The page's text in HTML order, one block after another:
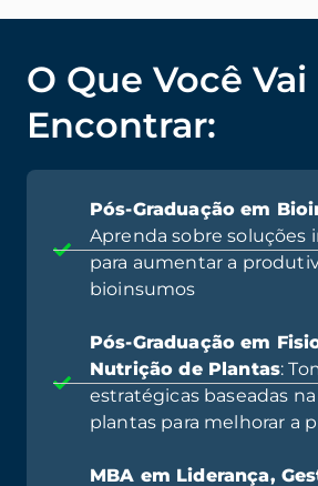
O Que Você Vai
Encontrar:
Pós-Graduação em
Aprenda sobre soluções
para aumentar a
bioinsumos
Pós-Graduação em
Nutrição de Plantas:
estratégicas baseadas
plantas para melhorar a
MBA em Liderança,